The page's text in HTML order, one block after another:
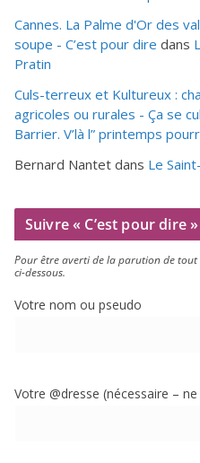
Cannes. La Palme d'Or des
soupe - C’est pour dire dans
Pratin
Culs-terreux et Kultureux :
agricoles ou rurales - Ça se
Barrier. V’là l” printemps
Bernard Nantet dans Le
Suivre « C’est pour dire »
Pour être aver­ti de la paru­tion de tout
ci-dessous.
Votre nom ou pseudo
Votre @dresse (néces­saire –